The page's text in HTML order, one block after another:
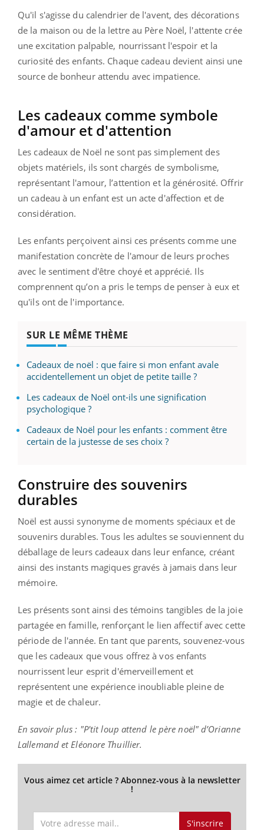
Qu'il s'agisse du calendrier de l'avent, des décorations
de la maison ou de la lettre au Père Noël, l'attente crée
une excitation palpable, nourrissant l'espoir et la
curiosité des enfants. Chaque cadeau devient ainsi une
source de bonheur attendu avec impatience.
Les cadeaux comme symbole
d'amour et d'attention
Les cadeaux de Noël ne sont pas simplement des
objets matériels, ils sont chargés de symbolisme,
représentant l'amour, l’attention et la générosité. Offrir
un cadeau à un enfant est un acte d'affection et de
considération.
Les enfants perçoivent ainsi ces présents comme une
manifestation concrète de l'amour de leurs proches
avec le sentiment d'être choyé et apprécié. Ils
comprennent qu’on a pris le temps de penser à eux et
qu'ils ont de l'importance.
SUR LE MÊME THÈME
Cadeaux de noël : que faire si mon enfant avale
accidentellement un objet de petite taille ?
Les cadeaux de Noël ont-ils une signification
psychologique ?
Cadeaux de Noël pour les enfants : comment être
certain de la justesse de ses choix ?
Construire des souvenirs
durables
Noël est aussi synonyme de moments spéciaux et de
souvenirs durables. Tous les adultes se souviennent du
déballage de leurs cadeaux dans leur enfance, créant
ainsi des instants magiques gravés à jamais dans leur
mémoire.
Les présents sont ainsi des témoins tangibles de la joie
partagée en famille, renforçant le lien affectif avec cette
période de l'année. En tant que parents, souvenez-vous
que les cadeaux que vous offrez à vos enfants
nourrissent leur esprit d'émerveillement et
représentent une expérience inoubliable pleine de
magie et de chaleur.
En savoir plus : "P'tit loup attend le père noël" d’Orianne
Lallemand et Eléonore Thuillier.
Vous aimez cet article ? Abonnez-vous à la newsletter
!
S'inscrire